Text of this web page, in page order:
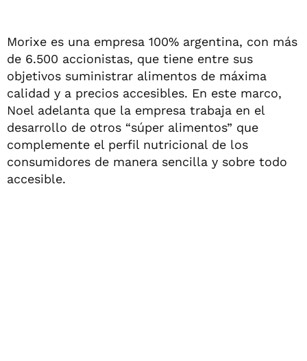
Morixe es una empresa 100% argentina, con más
de 6.500 accionistas, que tiene entre sus
objetivos suministrar alimentos de máxima
calidad y a precios accesibles. En este marco,
Noel adelanta que la empresa trabaja en el
desarrollo de otros “súper alimentos” que
complemente el perfil nutricional de los
consumidores de manera sencilla y sobre todo
accesible.